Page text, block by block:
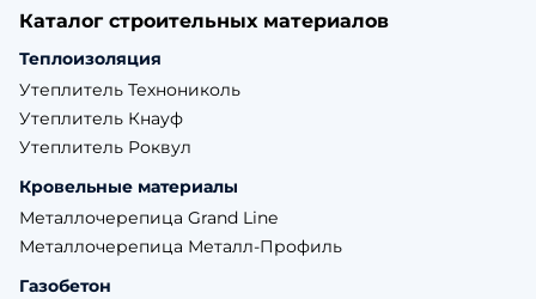
Каталог строительных материалов
Теплоизоляция
Утеплитель Технониколь
Утеплитель Кнауф
Утеплитель Роквул
Кровельные материалы
Металлочерепица Grand Line
Металлочерепица Металл-Профиль
Газобетон